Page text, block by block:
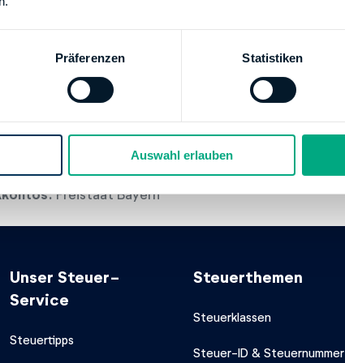
Präferenzen Statistiken
Auswahl erlauben
Freistaat Bayern
GMBH (HYPOVEREINSBANK)
Freistaat Bayern
Unser Steuer-
Service
Steuertipps
Steuerthemen
Steuerklassen
Steuer-ID & Steuernummer